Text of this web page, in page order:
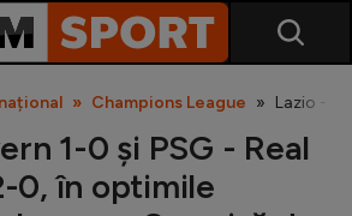
Champions League Lazio -
1-0 și PSG - Real
0, în optimile